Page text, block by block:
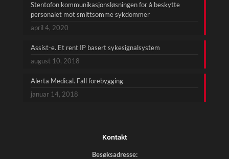
Stentofon kommunikasjonsløsningen for å beskytte
personalet mot smittsomme sykdommer
april 4, 2020
Assist-e. Et rent IP basert sykesignalsystem
august 10, 2018
Alerta Medical. Fall forebygging
januar 14, 2018
Kontakt
Besøksadresse: